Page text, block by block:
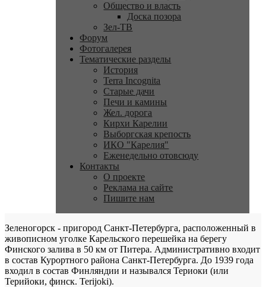
Общество и власть
Доска позора
Зел-ТВ
Форум
Фотогалерея
Тематические разделы
История
Terra Incognita
Старые дачи
Печи и камины
Жел. дорога
Кирхи Карелии
Выборгская крепость
ИКО "Карелия"
Еженедельно отовсюду
Контакты
О проекте
Реклама на сайте
Пишите нам
Зеленогорск - пригород Санкт-Петербурга, расположенный в
живописном уголке Карельского перешейка на берегу
Финского залива в 50 км от Питера. Административно входит
в состав Курортного района Санкт-Петербурга. До 1939 года
входил в состав Финляндии и назывался Териоки (или
Терийоки, финск. Terijoki).